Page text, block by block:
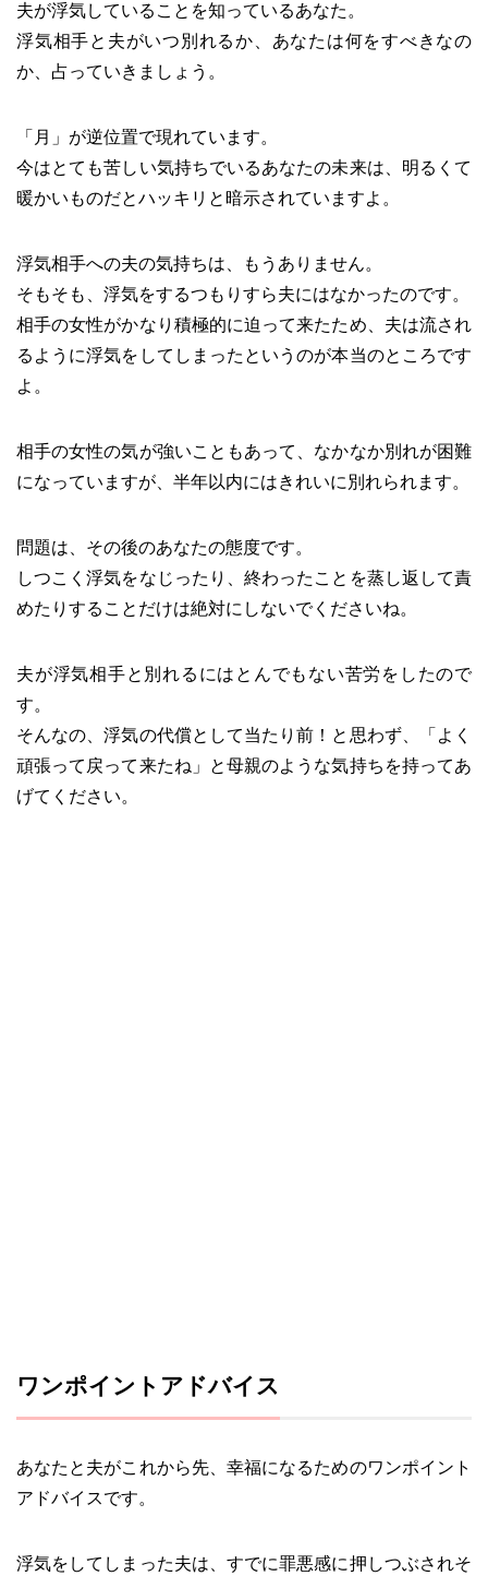
夫が浮気していることを知っているあなた。
浮気相手と夫がいつ別れるか、あなたは何をすべきなの
か、占っていきましょう。
「月」が逆位置で現れています。
今はとても苦しい気持ちでいるあなたの未来は、明るくて
暖かいものだとハッキリと暗示されていますよ。
浮気相手への夫の気持ちは、もうありません。
そもそも、浮気をするつもりすら夫にはなかったのです。
相手の女性がかなり積極的に迫って来たため、夫は流され
るように浮気をしてしまったというのが本当のところです
よ。
相手の女性の気が強いこともあって、なかなか別れが困難
になっていますが、半年以内にはきれいに別れられます。
問題は、その後のあなたの態度です。
しつこく浮気をなじったり、終わったことを蒸し返して責
めたりすることだけは絶対にしないでくださいね。
夫が浮気相手と別れるにはとんでもない苦労をしたので
す。
そんなの、浮気の代償として当たり前！と思わず、「よく
頑張って戻って来たね」と母親のような気持ちを持ってあ
げてください。
ワンポイントアドバイス
あなたと夫がこれから先、幸福になるためのワンポイント
アドバイスです。
浮気をしてしまった夫は、すでに罪悪感に押しつぶされそ